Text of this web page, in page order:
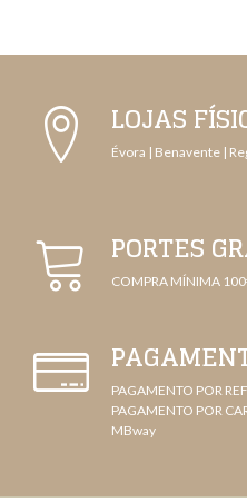
LOJAS
Évora | Benavente |
PORTES
COMPRA MÍNIMA
PAGAMENTO POR
PAGAMENTO POR
MBway